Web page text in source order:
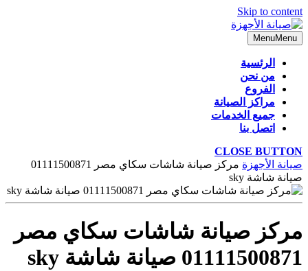
Skip to content
MenuMenu
الرئسية
من نحن
الفروع
مراكز الصيانة
جميع الخدمات
اتصل بنا
CLOSE BUTTON
صيانة الأجهزة
مركز صيانة شاشات سكاي مصر 01111500871
صيانة شاشة sky
مركز صيانة شاشات سكاي مصر
01111500871 صيانة شاشة sky